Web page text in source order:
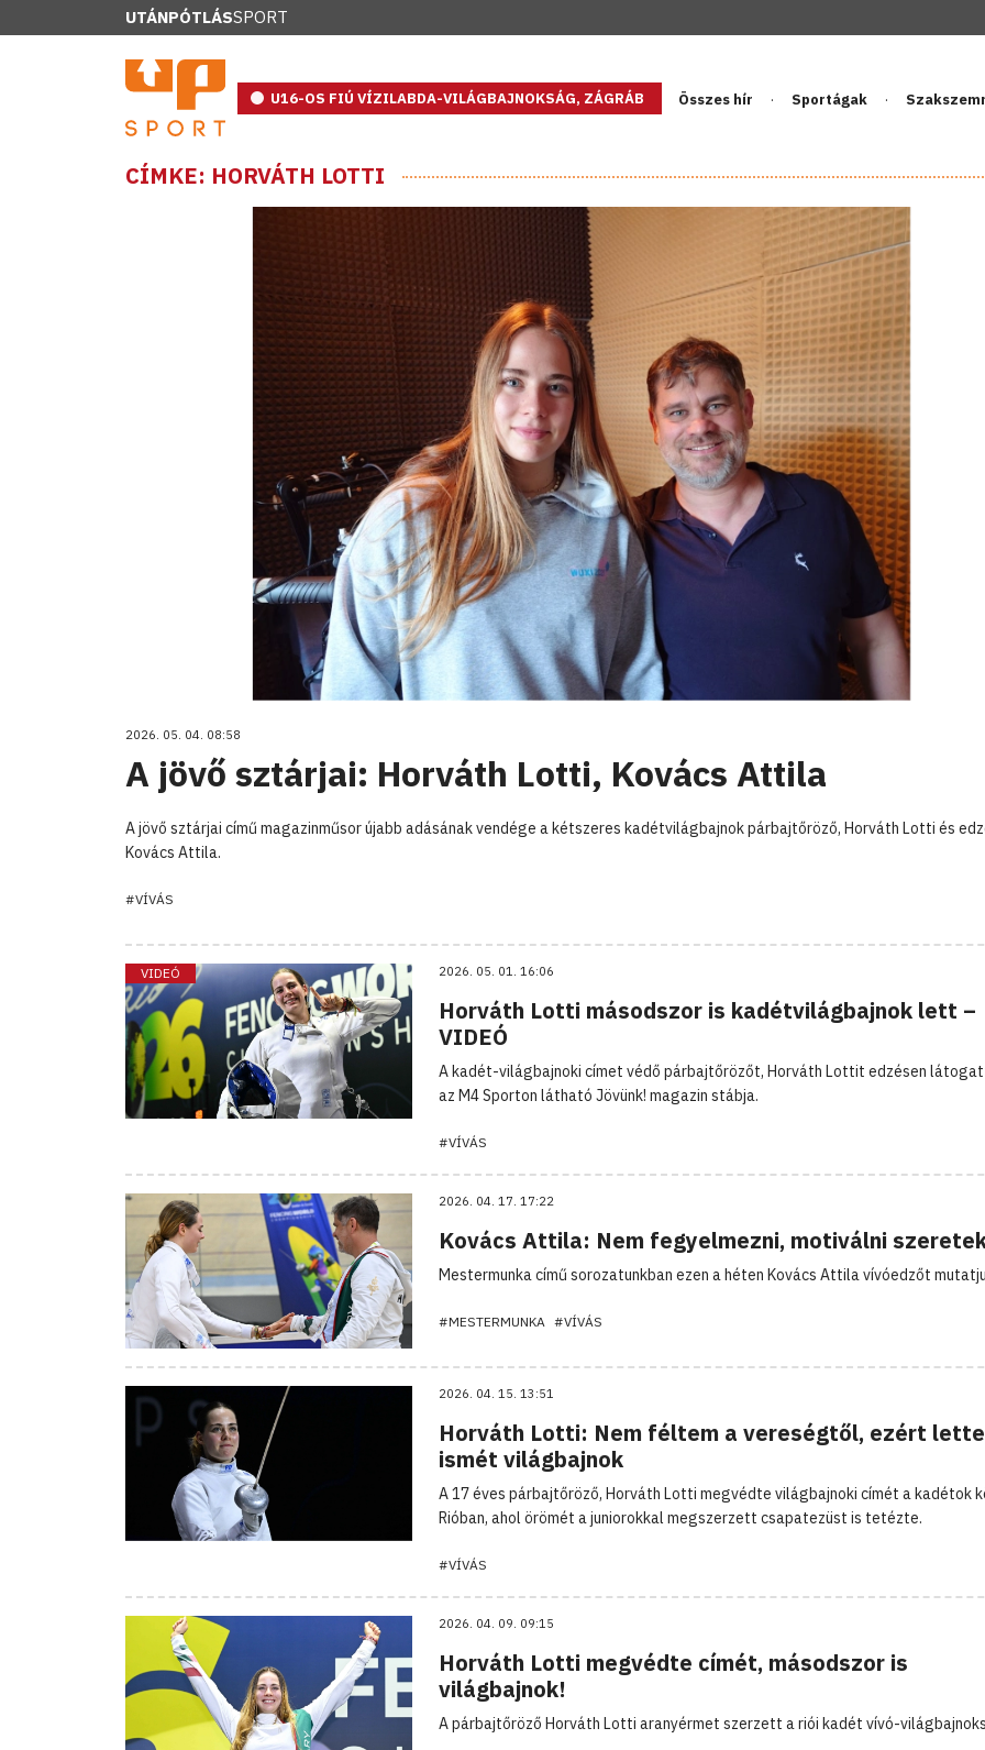
UTÁNPÓTLÁSSPORT
U16-OS FIÚ VÍZILABDA-VILÁGBAJNOKSÁG, ZÁGRÁB Összes hír Sportágak
CÍMKE: HORVÁTH LOTTI
2026. 05. 04. 08:58
A jövő sztárjai: Horváth Lotti, Kovács Attila
A jövő sztárjai című magazinműsor újabb adásának vendége a kétszeres kadétvilágbajnok párbajtőröző, Horváth Lotti és
Kovács Attila.
#VÍVÁS
VIDEÓ 2026. 05. 01. 16:06
Horváth Lotti másodszor is kadétvilágbajnok lett –
VIDEÓ
A kadét-világbajnoki címet védő párbajtőrözőt, Horváth Lottit edzésen
az M4 Sporton látható Jövünk! magazin stábja.
#VÍVÁS
2026. 04. 17. 17:22
Kovács Attila: Nem fegyelmezni, motiválni
Mestermunka című sorozatunkban ezen a héten Kovács Attila vívóedzőt
#MESTERMUNKA #VÍVÁS
2026. 04. 15. 13:51
Horváth Lotti: Nem féltem a vereségtől, ezért
ismét világbajnok
A 17 éves párbajtőröző, Horváth Lotti megvédte világbajnoki címét a kadétok
Rióban, ahol örömét a juniorokkal megszerzett csapatezüst is tetézte.
#VÍVÁS
2026. 04. 09. 09:15
Horváth Lotti megvédte címét, másodszor is
világbajnok!
A párbajtőröző Horváth Lotti aranyérmet szerzett a riói kadét vívó-